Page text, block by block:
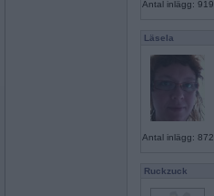
Antal inlägg: 919
Läsela
Antal inlägg: 872
Ruckzuck